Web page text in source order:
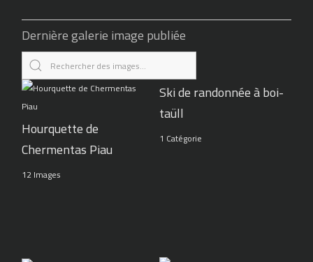
Dernière galerie image publiée
Hourquette de
Chermentas Piau
12 Images
Ski de randonnée à boi-
taüll
1 Catégorie